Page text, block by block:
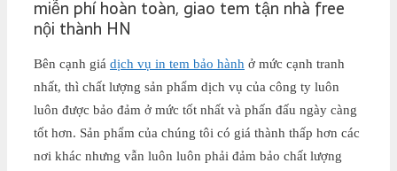
miễn phí hoàn toàn, giao tem tận nhà free
nội thành HN
Bên cạnh giá dịch vụ in tem bảo hành ở mức cạnh tranh
nhất, thì chất lượng sản phẩm dịch vụ của công ty luôn
luôn được bảo đảm ở mức tốt nhất và phấn đấu ngày càng
tốt hơn. Sản phẩm của chúng tôi có giá thành thấp hơn các
nơi khác nhưng vẫn luôn luôn phải đảm bảo chất lượng